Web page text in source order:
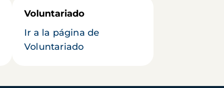
Voluntariado
Ir a la página de
Voluntariado